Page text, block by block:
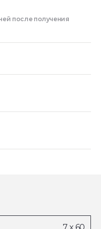
после получения